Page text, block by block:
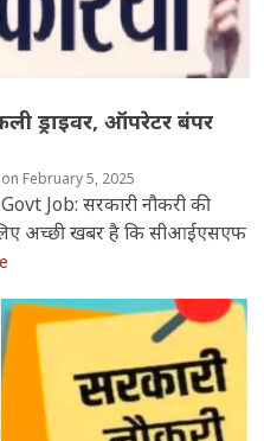
ड्राइवर, ऑपरेटर बंपर
February 5, 2025
Job: सरकारी नौकरी की
अच्छी खबर है कि सीआईएसएफ